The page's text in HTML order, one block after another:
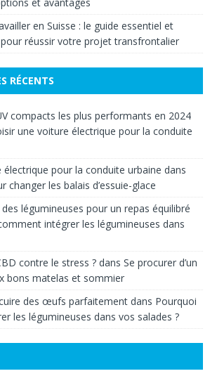
en Suisse : le guide essentiel et
réussir votre projet transfrontalier
RÉCENTS
compacts les plus performants en 2024
une voiture électrique pour la conduite
électrique pour la conduite urbaine dans
changer les balais d’essuie-glace
légumineuses pour un repas équilibré
intégrer les légumineuses dans
contre le stress ? dans Se procurer d’un
bons matelas et sommier
des œufs parfaitement dans Pourquoi
les légumineuses dans vos salades ?